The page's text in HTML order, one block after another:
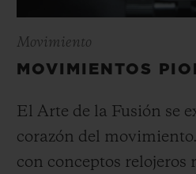
Movimiento
MOVIMIENTOS
El Arte de la Fusión se
corazón del
con conceptos relojeros